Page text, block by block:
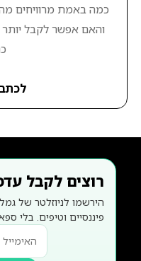
כמה באמת מרוויחים
והאם אפשר לקבל
רוצים לקבל
הירשמו לניוזלטר של
פיננסיים וטיפים. בלי